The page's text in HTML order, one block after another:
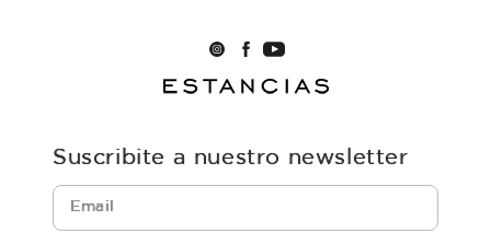
Suscribite a nuestro newsletter